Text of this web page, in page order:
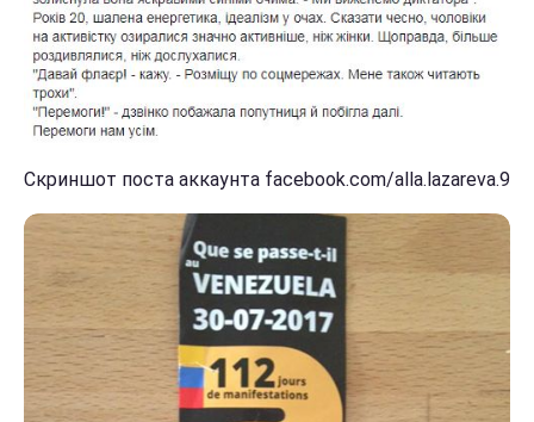
Скриншот поста аккаунта facebook.com/alla.lazareva.9